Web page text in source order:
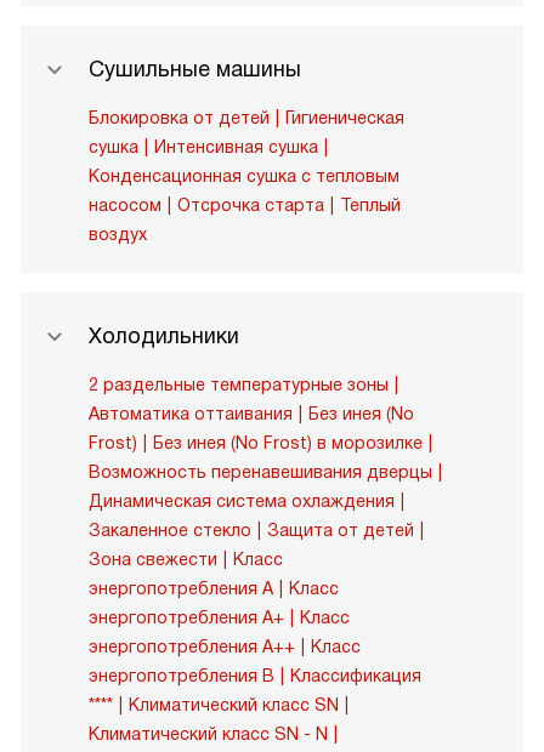
Сушильные машины
Блокировка от детей
Гигиеническая
сушка
Интенсивная сушка
Конденсационная сушка с тепловым
насосом
Отсрочка старта
Теплый
воздух
Холодильники
2 раздельные температурные зоны
Автоматика оттаивания
Без инея (No
Frost)
Без инея (No Frost) в морозилке
Возможность перенавешивания дверцы
Динамическая система охлаждения
Закаленное стекло
Защита от детей
Зона свежести
Класс
энергопотребления A
Класс
энергопотребления A+
Класс
энергопотребления A++
Класс
энергопотребления B
Классификация
****
Климатический класс SN
Климатический класс SN - N